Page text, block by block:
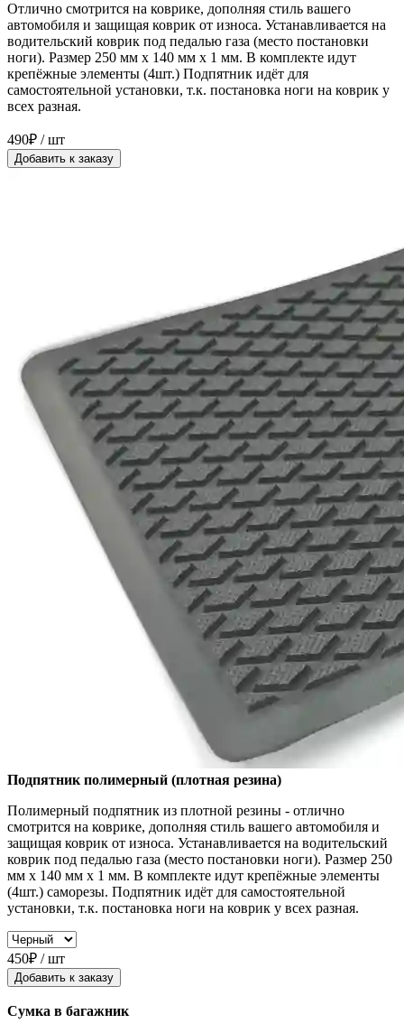
Отлично смотрится на коврике, дополняя стиль вашего
автомобиля и защищая коврик от износа. Устанавливается на
водительский коврик под педалью газа (место постановки
ноги). Размер 250 мм x 140 мм x 1 мм. В комплекте идут
крепёжные элементы (4шт.) Подпятник идёт для
самостоятельной установки, т.к. постановка ноги на коврик у
всех разная.
490₽ / шт
Добавить к заказу
Подпятник полимерный (плотная резина)
Полимерный подпятник из плотной резины - отлично
смотрится на коврике, дополняя стиль вашего автомобиля и
защищая коврик от износа. Устанавливается на водительский
коврик под педалью газа (место постановки ноги). Размер 250
мм x 140 мм x 1 мм. В комплекте идут крепёжные элементы
(4шт.) саморезы. Подпятник идёт для самостоятельной
установки, т.к. постановка ноги на коврик у всех разная.
450₽ / шт
Добавить к заказу
Сумка в багажник